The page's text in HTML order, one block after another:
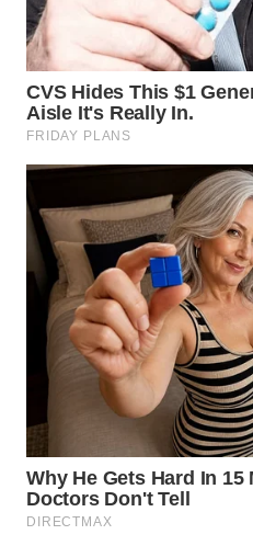
WN
MALUKU
WN
WN
DAIRI
WN
DANAU
TOBA
WN
LANGKAT